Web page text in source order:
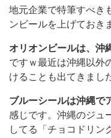
地元企業で特筆すべき
ンビールを上げておき
オリオンビールは、沖
ですｗ最近は沖縄以外
けることも出てきまし
ブルーシールは沖縄で
感じです。沖縄のジュ
してる「チョコドリン